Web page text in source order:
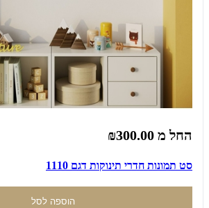
החל מ ₪300.00
סט תמונות חדרי תינוקות דגם 1110
הוספה לסל